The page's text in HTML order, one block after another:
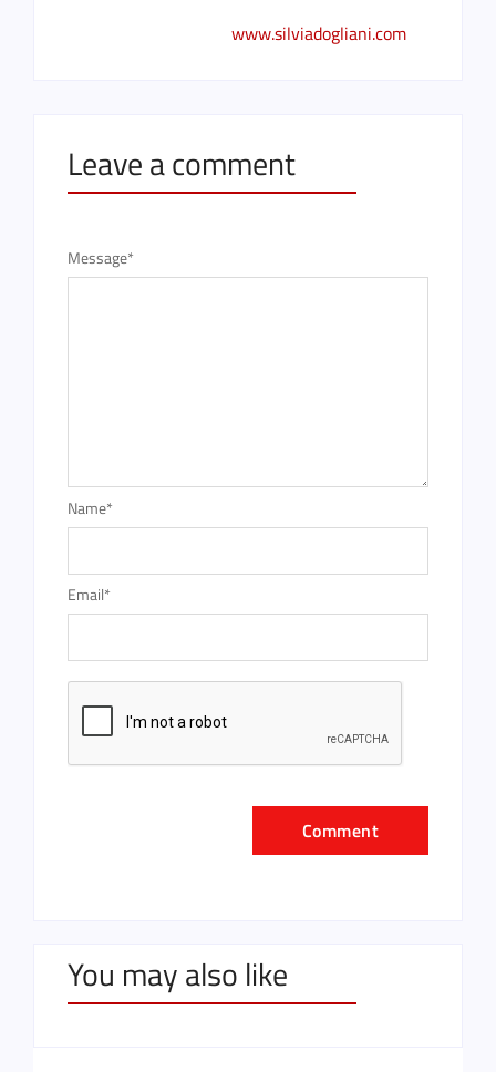
www.silviadogliani.com
Leave a comment
Message*
Name*
Email*
You may also like